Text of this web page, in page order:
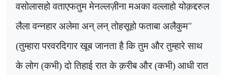
वसोलासहो वताएफतुम मेनल्लज़ीना मअका वल्लाहो योक़द्दरुल
लैला वन्नहार अलेमा अन् लन् तोहसूहो फताबा अलैकुम"
(तुम्हारा परवरदिगार खूब जानता है कि तुम और तुम्हारे साथ
के लोग (कभी) दो तिहाई रात के क़रीब और (कभी) आधी रात